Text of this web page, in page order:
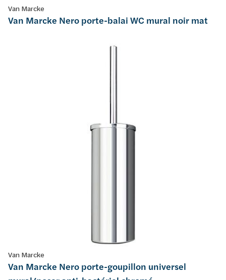
Van Marcke
Van Marcke Nero porte-balai WC mural noir mat
Van Marcke
Van Marcke Nero porte-goupillon universel